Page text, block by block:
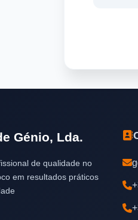
Génio, Lda.
de qualidade no
em resultados práticos